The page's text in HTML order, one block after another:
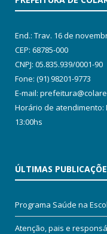
End.: Trav. 16 de
CEP: 68785-000
CNPJ: 05.835.939/0001-90
Fone: (91) 98201-9773
E-mail:
Horário de atendimento:
13:00hs
ÚLTIMAS
Programa Saúde na
Atenção, pais e